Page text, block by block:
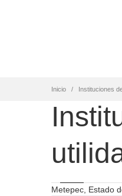
Inicio Instituciones
Metepec, Estado